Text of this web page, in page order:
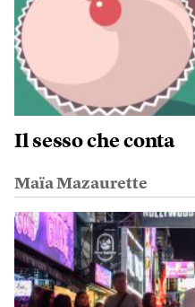
Il sesso che conta
Maïa Mazaurette